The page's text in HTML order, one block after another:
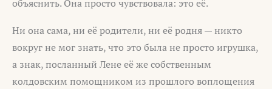
объяснить. Она просто чувствовала: это её.
Ни она сама, ни её родители, ни её родня — никто
вокруг не мог знать, что это была не просто игрушка,
а знак, посланный Лене её же собственным
колдовским помощником из прошлого воплощения